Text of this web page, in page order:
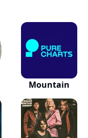
Mountain